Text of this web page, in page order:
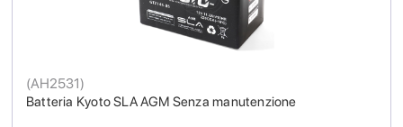
Batteria Kyoto SLA AGM Senza manutenzione
(AH2531)